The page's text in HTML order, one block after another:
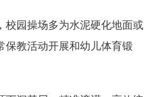
园操场多为水泥硬化地面或
保教活动开展和幼儿体育锻